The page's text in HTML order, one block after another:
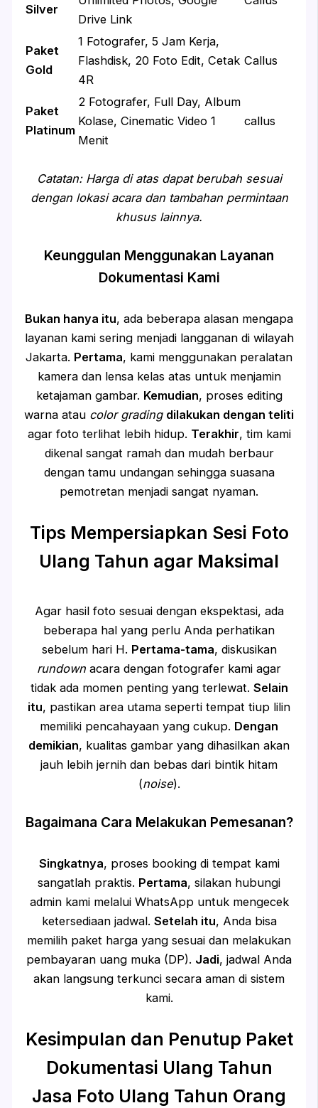
Silver
Drive Link
Paket
Gold
1 Fotografer, 5 Jam Kerja,
Flashdisk, 20 Foto Edit, Cetak
4R
Callus
Paket
Platinum
2 Fotografer, Full Day, Album
Kolase, Cinematic Video 1
Menit
callus
Catatan: Harga di atas dapat berubah sesuai
dengan lokasi acara dan tambahan permintaan
khusus lainnya.
Keunggulan Menggunakan Layanan
Dokumentasi Kami
Bukan hanya itu, ada beberapa alasan mengapa
layanan kami sering menjadi langganan di wilayah
Jakarta. Pertama, kami menggunakan peralatan
kamera dan lensa kelas atas untuk menjamin
ketajaman gambar. Kemudian, proses editing
warna atau color grading dilakukan dengan teliti
agar foto terlihat lebih hidup. Terakhir, tim kami
dikenal sangat ramah dan mudah berbaur
dengan tamu undangan sehingga suasana
pemotretan menjadi sangat nyaman.
Tips Mempersiapkan Sesi Foto
Ulang Tahun agar Maksimal
Agar hasil foto sesuai dengan ekspektasi, ada
beberapa hal yang perlu Anda perhatikan
sebelum hari H. Pertama-tama, diskusikan
rundown acara dengan fotografer kami agar
tidak ada momen penting yang terlewat. Selain
itu, pastikan area utama seperti tempat tiup lilin
memiliki pencahayaan yang cukup. Dengan
demikian, kualitas gambar yang dihasilkan akan
jauh lebih jernih dan bebas dari bintik hitam
(noise).
Bagaimana Cara Melakukan Pemesanan?
Singkatnya, proses booking di tempat kami
sangatlah praktis. Pertama, silakan hubungi
admin kami melalui WhatsApp untuk mengecek
ketersediaan jadwal. Setelah itu, Anda bisa
memilih paket harga yang sesuai dan melakukan
pembayaran uang muka (DP). Jadi, jadwal Anda
akan langsung terkunci secara aman di sistem
kami.
Kesimpulan dan Penutup Paket
Dokumentasi Ulang Tahun
Jasa Foto Ulang Tahun Orang